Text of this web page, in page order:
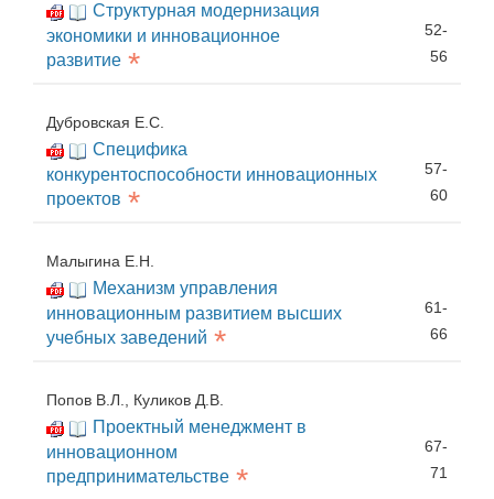
Структурная модернизация
экономики и инновационное
развитие *
52-
56
Дубровская Е.С.
Специфика
конкурентоспособности инновационных
проектов *
57-
60
Малыгина Е.Н.
Механизм управления
инновационным развитием высших
учебных заведений *
61-
66
Попов В.Л., Куликов Д.В.
Проектный менеджмент в
инновационном
предпринимательстве *
67-
71